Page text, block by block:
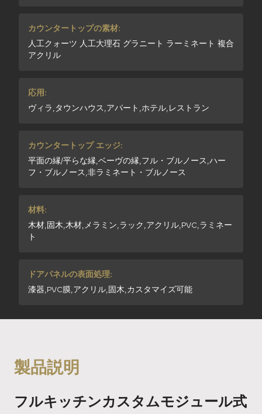
カウンタートップの素材:
人工クォーツ 人工大理石 グラニート ラーミネート 複合
アクリル
応用:
ヴィラ,タウンハウス,アパート,ホテル,レストラン
カウンタートップ エッジ:
平面の縁/平らな縁,ベーヴの縁,フル・ブルノース,ハー
フ・ブルノース,非ラミネート・ブルノース
材料:
木材,固木,木材,メラミン,ラック,アクリル,PVC,ラミネー
ト
ドアパネルの表面処理:
漆器,PVC膜,アクリル,固木,カスタマイズ可能
製品説明
フルキッチンカスタムモジュール式